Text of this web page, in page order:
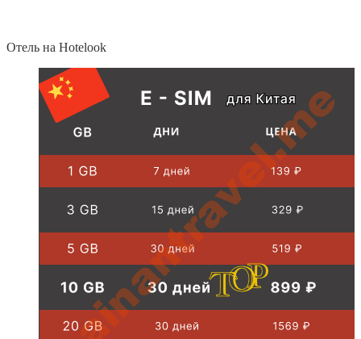
Отель на Hotelook